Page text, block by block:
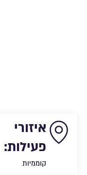
איזורי
פעילות:
קוממיות